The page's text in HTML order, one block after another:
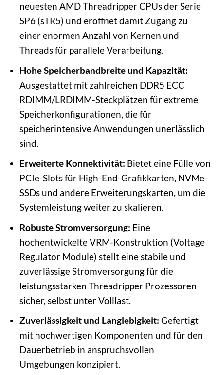
neuesten AMD Threadripper CPUs der Serie
SP6 (sTR5) und eröffnet damit Zugang zu
einer enormen Anzahl von Kernen und
Threads für parallele Verarbeitung.
Hohe Speicherbandbreite und Kapazität:
Ausgestattet mit zahlreichen DDR5 ECC
RDIMM/LRDIMM-Steckplätzen für extreme
Speicherkonfigurationen, die für
speicherintensive Anwendungen unerlässlich
sind.
Erweiterte Konnektivität: Bietet eine Fülle von
PCIe-Slots für High-End-Grafikkarten, NVMe-
SSDs und andere Erweiterungskarten, um die
Systemleistung weiter zu skalieren.
Robuste Stromversorgung: Eine
hochentwickelte VRM-Konstruktion (Voltage
Regulator Module) stellt eine stabile und
zuverlässige Stromversorgung für die
leistungsstarken Threadripper Prozessoren
sicher, selbst unter Volllast.
Zuverlässigkeit und Langlebigkeit: Gefertigt
mit hochwertigen Komponenten und für den
Dauerbetrieb in anspruchsvollen
Umgebungen konzipiert.